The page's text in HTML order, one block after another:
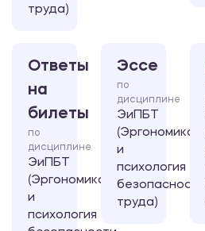
труда)
Ответы
на
билеты
по
дисциплине
ЭиПБТ
(Эргономика
и
психология
Эссе
по
дисциплине
ЭиПБТ
(Эргономика
и
психология
безопасности
труда)